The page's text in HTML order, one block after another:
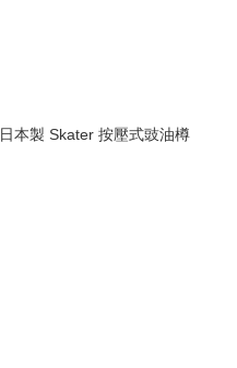
日本製 Skater 按壓式豉油樽